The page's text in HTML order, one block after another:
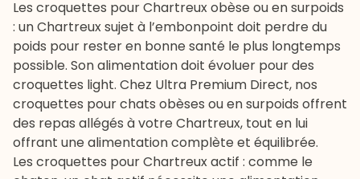
Les croquettes pour Chartreux obèse ou en surpoids
: un Chartreux sujet à l’embonpoint doit perdre du
poids pour rester en bonne santé le plus longtemps
possible. Son alimentation doit évoluer pour des
croquettes light. Chez Ultra Premium Direct, nos
croquettes pour chats obèses ou en surpoids offrent
des repas allégés à votre Chartreux, tout en lui
offrant une alimentation complète et équilibrée.
Les croquettes pour Chartreux actif : comme le